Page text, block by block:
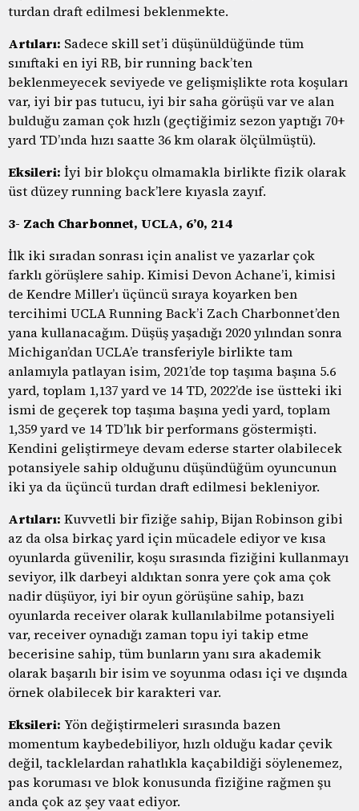
turdan draft edilmesi beklenmekte.
Artıları: Sadece skill set’i düşünüldüğünde tüm
sınıftaki en iyi RB, bir running back’ten
beklenmeyecek seviyede ve gelişmişlikte rota koşuları
var, iyi bir pas tutucu, iyi bir saha görüşü var ve alan
bulduğu zaman çok hızlı (geçtiğimiz sezon yaptığı 70+
yard TD’ında hızı saatte 36 km olarak ölçülmüştü).
Eksileri: İyi bir blokçu olmamakla birlikte fizik olarak
üst düzey running back’lere kıyasla zayıf.
3- Zach Charbonnet, UCLA, 6’0, 214
İlk iki sıradan sonrası için analist ve yazarlar çok
farklı görüşlere sahip. Kimisi Devon Achane’i, kimisi
de Kendre Miller’ı üçüncü sıraya koyarken ben
tercihimi UCLA Running Back’i Zach Charbonnet’den
yana kullanacağım. Düşüş yaşadığı 2020 yılından sonra
Michigan’dan UCLA’e transferiyle birlikte tam
anlamıyla patlayan isim, 2021’de top taşıma başına 5.6
yard, toplam 1,137 yard ve 14 TD, 2022’de ise üstteki iki
ismi de geçerek top taşıma başına yedi yard, toplam
1,359 yard ve 14 TD’lık bir performans göstermişti.
Kendini geliştirmeye devam ederse starter olabilecek
potansiyele sahip olduğunu düşündüğüm oyuncunun
iki ya da üçüncü turdan draft edilmesi bekleniyor.
Artıları: Kuvvetli bir fiziğe sahip, Bijan Robinson gibi
az da olsa birkaç yard için mücadele ediyor ve kısa
oyunlarda güvenilir, koşu sırasında fiziğini kullanmayı
seviyor, ilk darbeyi aldıktan sonra yere çok ama çok
nadir düşüyor, iyi bir oyun görüşüne sahip, bazı
oyunlarda receiver olarak kullanılabilme potansiyeli
var, receiver oynadığı zaman topu iyi takip etme
becerisine sahip, tüm bunların yanı sıra akademik
olarak başarılı bir isim ve soyunma odası içi ve dışında
örnek olabilecek bir karakteri var.
Eksileri: Yön değiştirmeleri sırasında bazen
momentum kaybedebiliyor, hızlı olduğu kadar çevik
değil, tacklelardan rahatlıkla kaçabildiği söylenemez,
pas koruması ve blok konusunda fiziğine rağmen şu
anda çok az şey vaat ediyor.